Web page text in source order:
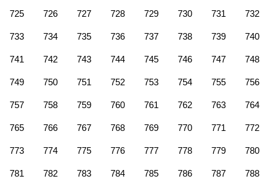
725 726 727 728 729 730 731 732
733 734 735 736 737 738 739 740
741 742 743 744 745 746 747 748
749 750 751 752 753 754 755 756
757 758 759 760 761 762 763 764
765 766 767 768 769 770 771 772
773 774 775 776 777 778 779 780
781 782 783 784 785 786 787 788